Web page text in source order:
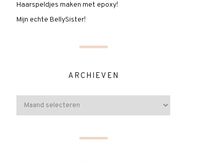
Haarspeldjes maken met epoxy!
Mijn echte BellySister!
ARCHIEVEN